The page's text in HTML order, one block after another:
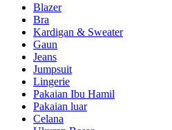
Blazer
Bra
Kardigan & Sweater
Gaun
Jeans
Jumpsuit
Lingerie
Pakaian Ibu Hamil
Pakaian luar
Celana